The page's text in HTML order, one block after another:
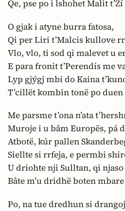
Qe, pse po i lshohet Malit
O gjak i atyne burra fatosa,
Qi per Liri t’Malcis kullove
Vlo, vlo, ti sod qi malevet u
E para fronit t’Perendís me
Lyp gjýgj mbi do Kaina
T’cillët kombin tonë po duen
Me parsme t’ona n’ata
Muroje i u bâm Europës, pá
Atbotë, kúr pallen
Siellte si rrfeja, e permbi
U driohte nji Sulltan, qi
Bâte m’u dridhë boten
Po, na tue dredhun si